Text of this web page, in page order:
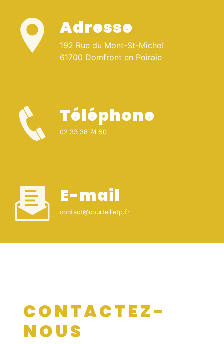
Adresse
192 Rue du Mont-St-Michel
61700 Domfront en Poiraie
Téléphone
02 33 38 74 50
E-mail
contact@courteilletp.fr
CONTACTEZ-
NOUS